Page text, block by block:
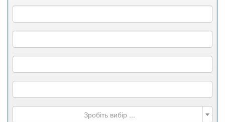
Зробіть вибір ...